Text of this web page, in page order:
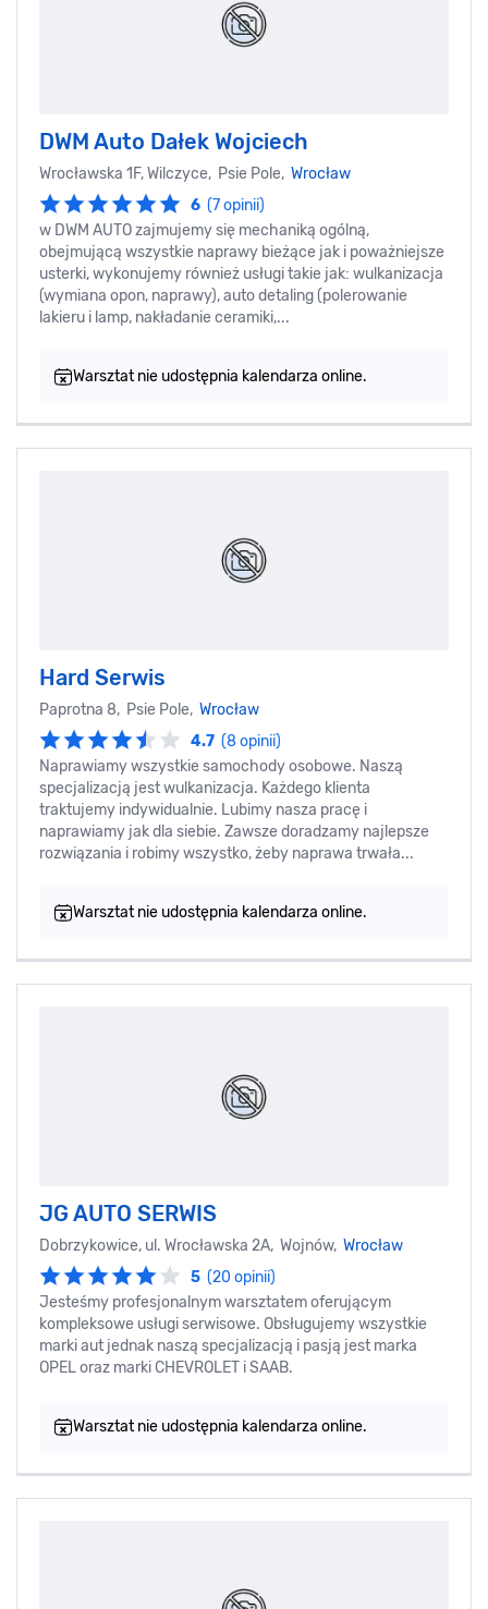
DWM Auto Dałek Wojciech
Wrocławska 1F, Wilczyce, Psie Pole, Wrocław
6 (7 opinii)
w DWM AUTO zajmujemy się mechaniką ogólną,
obejmującą wszystkie naprawy bieżące jak i poważniejsze
usterki, wykonujemy również usługi takie jak: wulkanizacja
(wymiana opon, naprawy), auto detaling (polerowanie
lakieru i lamp, nakładanie ceramiki,...
Warsztat nie udostępnia kalendarza online.
Hard Serwis
Paprotna 8, Psie Pole, Wrocław
4.7 (8 opinii)
Naprawiamy wszystkie samochody osobowe. Naszą
specjalizacją jest wulkanizacja. Każdego klienta
traktujemy indywidualnie. Lubimy nasza pracę i
naprawiamy jak dla siebie. Zawsze doradzamy najlepsze
rozwiązania i robimy wszystko, żeby naprawa trwała...
Warsztat nie udostępnia kalendarza online.
JG AUTO SERWIS
Dobrzykowice, ul. Wrocławska 2A, Wojnów, Wrocław
5 (20 opinii)
Jesteśmy profesjonalnym warsztatem oferującym
kompleksowe usługi serwisowe. Obsługujemy wszystkie
marki aut jednak naszą specjalizacją i pasją jest marka
OPEL oraz marki CHEVROLET i SAAB.
Warsztat nie udostępnia kalendarza online.